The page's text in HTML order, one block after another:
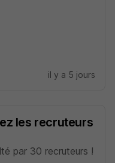
il y a 5 jours
les recruteurs
par 30 recruteurs !